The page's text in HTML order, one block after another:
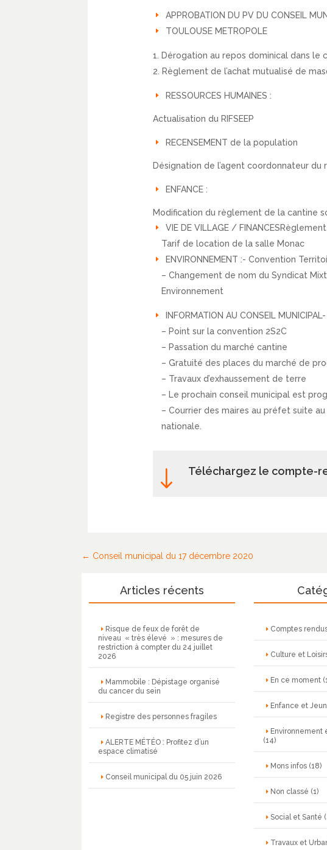
APPROBATION DU PV DU CONSEIL
TOULOUSE METROPOLE
Dérogation au repos dominical dans le
Règlement de l’achat mutualisé de
RESSOURCES HUMAINES :
Actualisation du RIFSEEP
RECENSEMENT de la population
Désignation de l’agent coordonnateur
ENFANCE :
Modification du règlement de la cantine
VIE DE VILLAGE /
Tarif de location de la salle Monac
ENVIRONNEMENT :- Convention
– Changement de nom du Syndicat
Environnement
INFORMATION AU CONSEIL
– Point sur la convention 2S2C
– Passation du marché cantine
– Gratuité des places du marché de
– Travaux d’exhaussement de terre
– Le prochain conseil municipal est
– Courrier des maires au préfet suite
nationale.
" Téléchargez le compte-
Conseil municipal du 17 décembre 2020
Articles récents
Risque de feux de forêt de
niveau « très élevé » : mesures de
restriction à compter du 24 juillet
2026
Mammobile : Dépistage organisé
du cancer du sein
Registre des personnes fragiles
ALERTE MÉTÉO : Profitez d’un
espace climatisé
Conseil municipal du 05 juin 2026
Comptes
Culture et
En ce moment
Enfance et
Environnement
(14)
Mons infos (18)
Non classé (1)
Social et Santé
Travaux et